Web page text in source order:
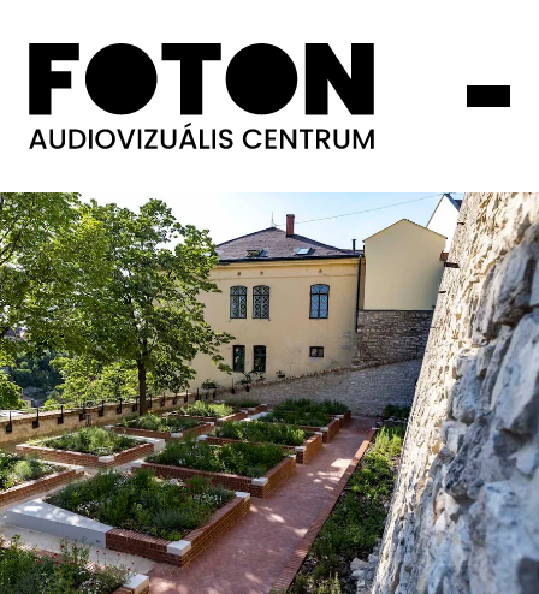
Veszprém-
Balaton
2023